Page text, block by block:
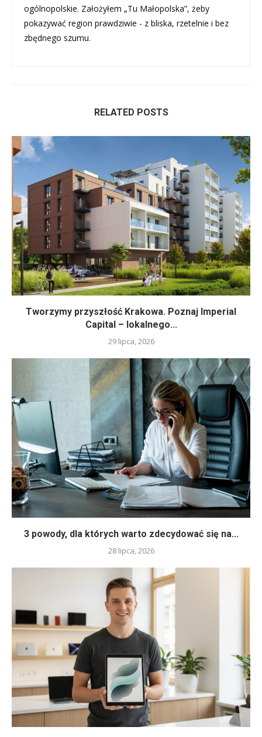
ogólnopolskie. Założyłem „Tu Małopolska”, żeby
pokazywać region prawdziwie - z bliska, rzetelnie i bez
zbędnego szumu.
RELATED POSTS
Tworzymy przyszłość Krakowa. Poznaj Imperial
Capital – lokalnego...
29 lipca, 2026
3 powody, dla których warto zdecydować się na...
28 lipca, 2026